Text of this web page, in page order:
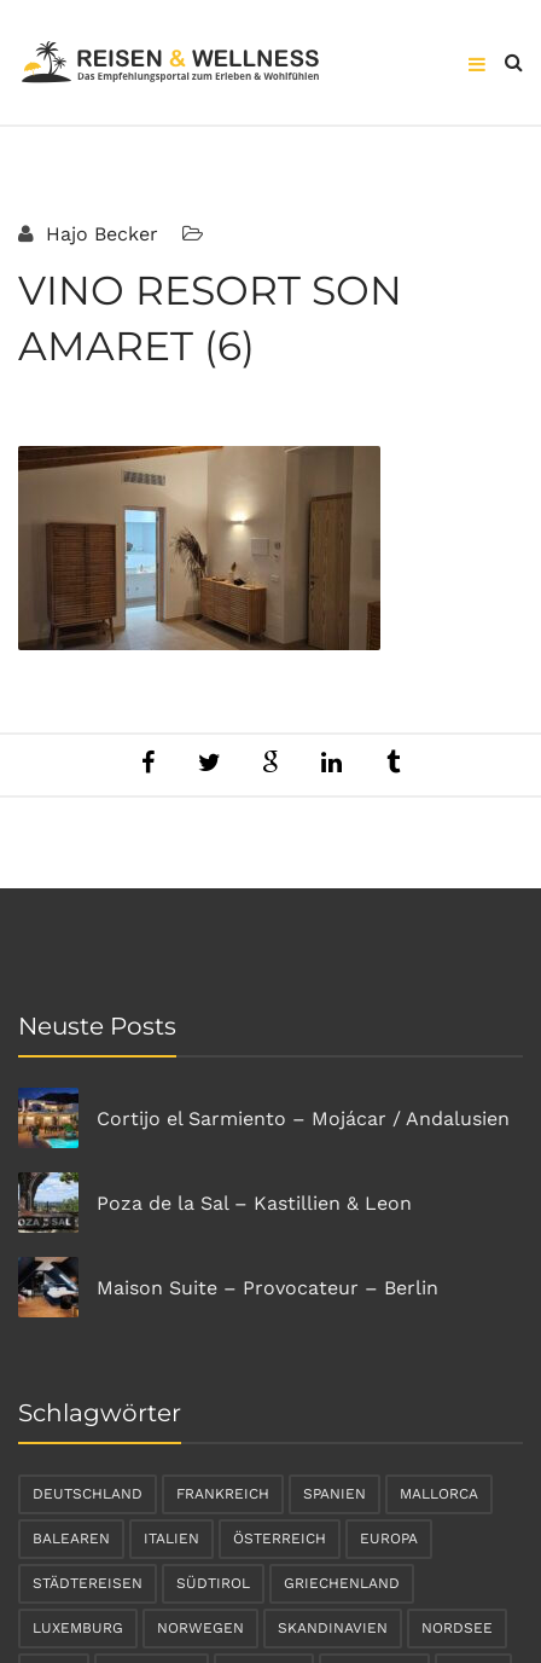
Hajo Becker
VINO RESORT SON
AMARET (6)
Neuste Posts
Cortijo el Sarmiento – Mojácar / Andalusien
Poza de la Sal – Kastillien & Leon
Maison Suite – Provocateur – Berlin
Schlagwörter
DEUTSCHLAND FRANKREICH SPANIEN MALLORCA
BALEAREN ITALIEN ÖSTERREICH EUROPA
STÄDTEREISEN SÜDTIROL GRIECHENLAND
LUXEMBURG NORWEGEN SKANDINAVIEN NORDSEE